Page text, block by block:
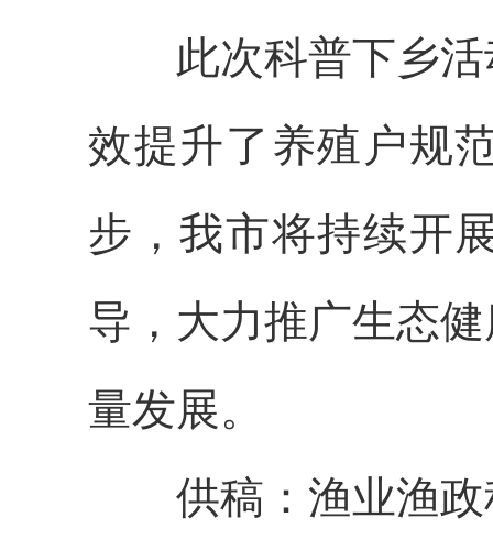
此次科普下乡活
效提升了养殖户规
步，我市将持续开
导，大力推广生态
量发展。
供稿：渔业渔